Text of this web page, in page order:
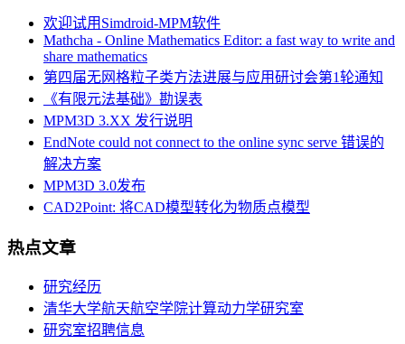
University of Missouri
本站部分资源下载链接问题
中科院力学所博士后/研究助理招聘（计算固体力学方向）
WCCM 2020 MS257: Model-based simulations of structural
responses under extreme loading conditions
Symposium on Numerical Methods and Applications at Varied
Length Scale at IRF 2020
欢迎试用Simdroid-MPM软件
Mathcha - Online Mathematics Editor: a fast way to write and
share mathematics
第四届无网格粒子类方法进展与应用研讨会第1轮通知
《有限元法基础》勘误表
MPM3D 3.XX 发行说明
EndNote could not connect to the online sync serve 错误的
解决方案
MPM3D 3.0发布
CAD2Point: 将CAD模型转化为物质点模型
热点文章
研究经历
清华大学航天航空学院计算动力学研究室
研究室招聘信息